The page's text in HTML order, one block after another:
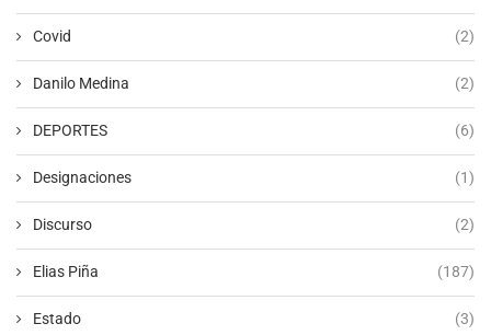
Covid (2)
Danilo Medina (2)
DEPORTES (6)
Designaciones (1)
Discurso (2)
Elias Piña (187)
Estado (3)